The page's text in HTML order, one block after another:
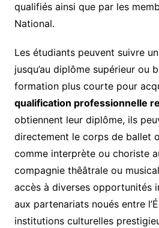
qualifiés ainsi que par les
National.
Les étudiants peuvent suivre
jusqu’au diplôme supérieur ou
formation plus courte pour
qualification professionnelle
obtiennent leur diplôme, ils
directement le corps de ballet
comme interprète ou choriste
compagnie thêâtrale ou
accès à diverses opportunités
aux partenariats noués entre
institutions culturelles